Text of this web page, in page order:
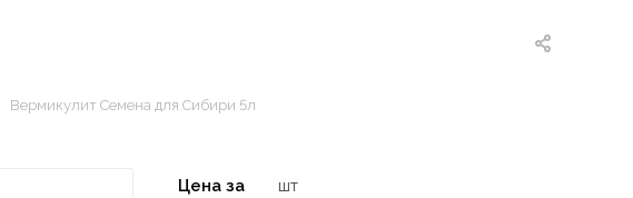
Вермикулит Семена для Сибири 5л
Цена за шт